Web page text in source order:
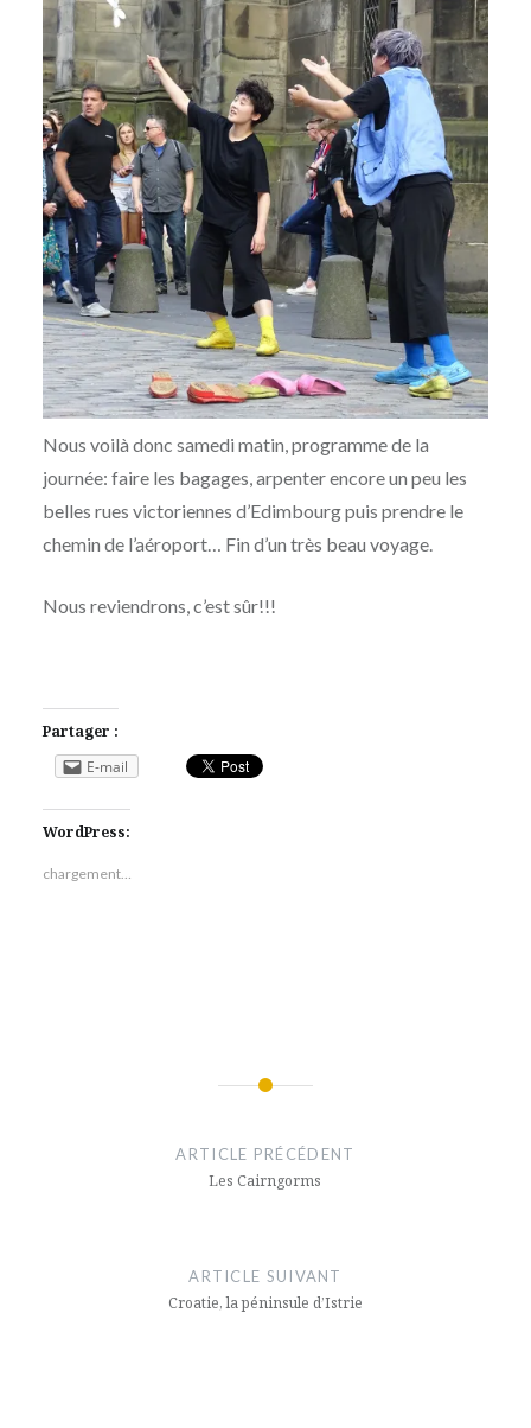
Nous voilà donc samedi matin, programme de la
journée: faire les bagages, arpenter encore un peu les
belles rues victoriennes d’Edimbourg puis prendre le
chemin de l’aéroport… Fin d’un très beau voyage.
Nous reviendrons, c’est sûr!!!
Partager :
E-mail
WordPress:
chargement…
ARTICLE PRÉCÉDENT
Les Cairngorms
ARTICLE SUIVANT
Croatie, la péninsule d’Istrie